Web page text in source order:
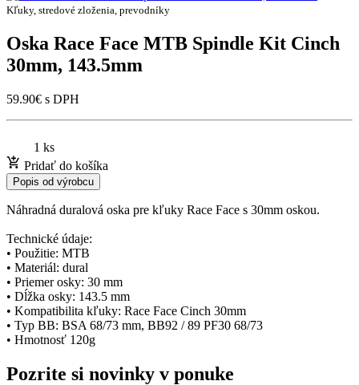
Kľuky, stredové zloženia, prevodníky
Oska Race Face MTB Spindle Kit Cinch
30mm, 143.5mm
59.90€ s DPH
1 ks
Pridať do košíka
Popis od výrobcu
Náhradná duralová oska pre kľuky Race Face s 30mm oskou.
Technické údaje:
• Použitie: MTB
• Materiál: dural
• Priemer osky: 30 mm
• Dĺžka osky: 143.5 mm
• Kompatibilita kľuky: Race Face Cinch 30mm
• Typ BB: BSA 68/73 mm, BB92 / 89 PF30 68/73
• Hmotnosť 120g
Pozrite si novinky v ponuke